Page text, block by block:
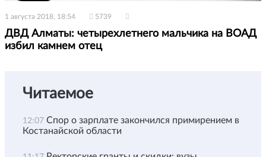
1 августа 2018, 18:54 5739
ДВД Алматы: четырехлетнего мальчика на ВОАД
избил камнем отец
Читаемое
12:07 Спор о зарплате закончился примирением в
Костанайской области